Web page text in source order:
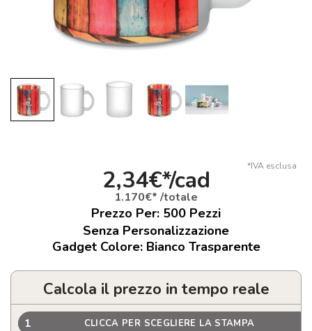
*IVA esclusa
2,34€*/cad
1.170€* /totale
Prezzo Per: 500 Pezzi
Senza Personalizzazione
Gadget Colore: Bianco Trasparente
Calcola il prezzo in tempo reale
1 CLICCA PER SCEGLIERE LA STAMPA